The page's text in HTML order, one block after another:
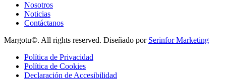
Nosotros
Noticias
Contáctanos
Margotu©. All rights reserved. Diseñado por Serinfor Marketing
Política de Privacidad
Política de Cookies
Declaración de Accesibilidad